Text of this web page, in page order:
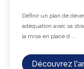
Définir un plan de
adéquation avec sa
la mise en place d ....
Découvrez